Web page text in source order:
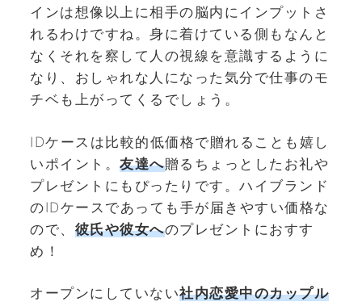
インは想像以上に相手の脳内にインプットさ
れるわけですね。身に着けている側もなんと
なくそれを察して人の視線を意識するように
なり、おしゃれな人になった気分で仕事のモ
チベも上がってくるでしょう。
IDケースは比較的低価格で贈れることも嬉し
いポイント。 友達へ贈るちょっとしたお礼や
プレゼントにもぴったりです。ハイブランド
のIDケースであっても手が届きやすい価格な
ので、 彼氏や彼女へのプレゼントにおすす
め！
オープンにしていない社内恋愛中のカップル